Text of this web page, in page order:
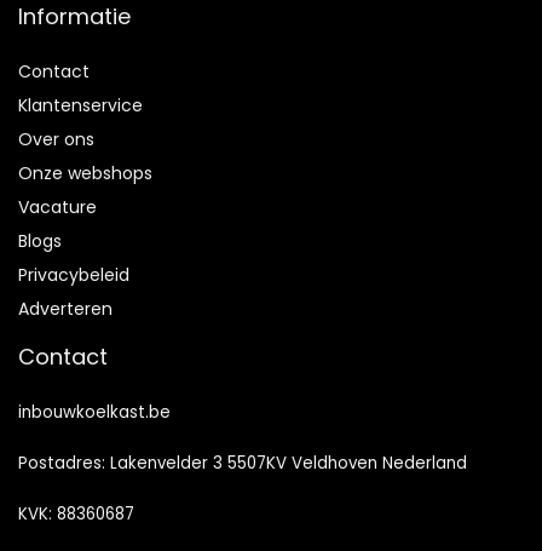
Informatie
Contact
Klantenservice
Over ons
Onze webshops
Vacature
Blogs
Privacybeleid
Adverteren
Contact
inbouwkoelkast.be
Postadres: Lakenvelder 3 5507KV Veldhoven Nederland
KVK: 88360687